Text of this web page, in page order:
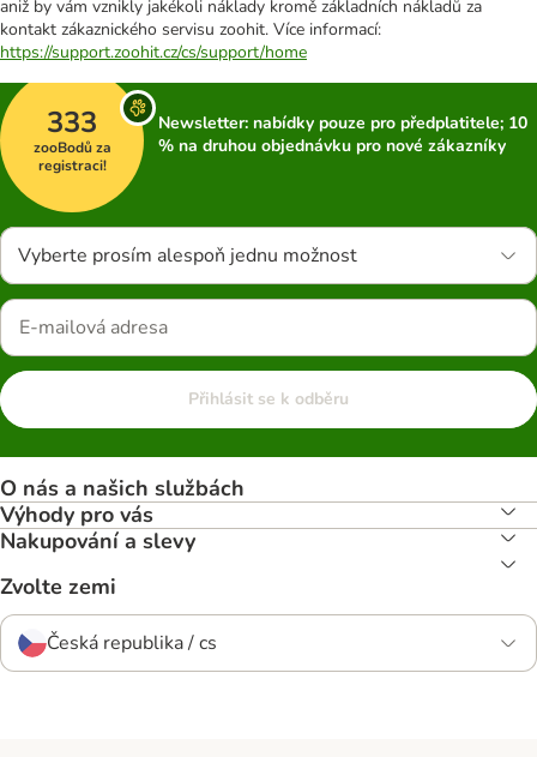
aniž by vám vznikly jakékoli náklady kromě základních nákladů za
kontakt zákaznického servisu zoohit. Více informací:
https://support.zoohit.cz/cs/support/home
333
zooBodů za
registraci!
Newsletter: nabídky pouze pro předplatitele; 10
% na druhou objednávku pro nové zákazníky
Vyberte prosím alespoň jednu možnost
Přihlásit se k odběru
O nás a našich službách
Výhody pro vás
Nakupování a slevy
Zvolte zemi
Česká republika / cs